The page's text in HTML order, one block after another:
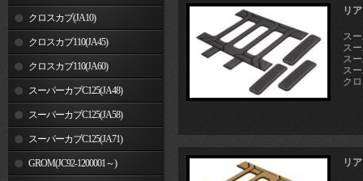
クロスカブ(JA10)
クロスカブ110(JA45)
クロスカブ110(JA60)
スーパーカブC125(JA48)
スーパーカブC125(JA58)
スーパーカブC125(JA71)
GROM(JC92-1200001～)
リ
ス
ス
ス
ス
ク
リ